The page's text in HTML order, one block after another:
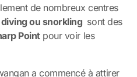
de nombreux centres
ou snorkling sont des
Pointpour voir les
a commencé à attirer